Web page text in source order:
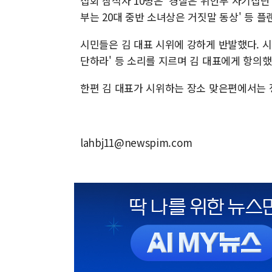
부는 20대 중반 소녀상은 거짓말 동상' 등 플
시민들은 김 대표 시위에 강하게 반발했다.
단하라' 등 소리를 지르며 김 대표에게 항의
한편 김 대표가 시위하는 장소 맞은편에서
lahbj11@newspim.com